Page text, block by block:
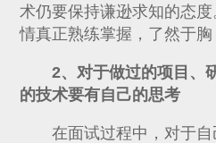
术仍要保持谦逊求知的态
情真正熟练掌握，了然于胸
2、对于做过的项目、
的技术要有自己的思考
在面试过程中，对于自